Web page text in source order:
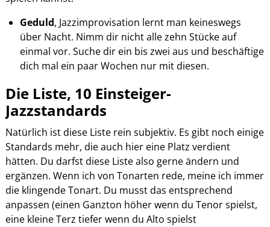
Geduld, Jazzimprovisation lernt man keineswegs
über Nacht. Nimm dir nicht alle zehn Stücke auf
einmal vor. Suche dir ein bis zwei aus und beschäftige
dich mal ein paar Wochen nur mit diesen.
Die Liste, 10 Einsteiger-
Jazzstandards
Natürlich ist diese Liste rein subjektiv. Es gibt noch einige
Standards mehr, die auch hier eine Platz verdient
hätten. Du darfst diese Liste also gerne ändern und
ergänzen. Wenn ich von Tonarten rede, meine ich immer
die klingende Tonart. Du musst das entsprechend
anpassen (einen Ganzton höher wenn du Tenor spielst,
eine kleine Terz tiefer wenn du Alto spielst